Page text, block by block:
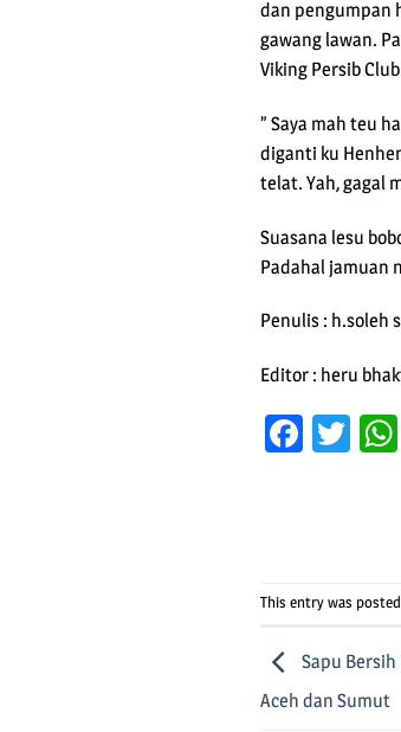
dan pengumpan
gawang lawan.
Viking Persib
” Saya mah teu
diganti ku
telat. Yah, gagal
Suasana lesu
Padahal jamuan
Penulis : h.soleh
Editor : heru
This entry was
Sapu Bersih
Aceh dan Sumut